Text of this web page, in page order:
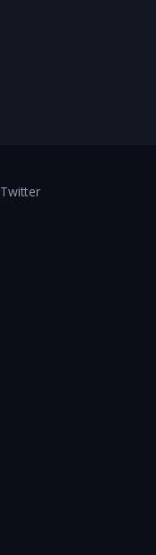
Twitter